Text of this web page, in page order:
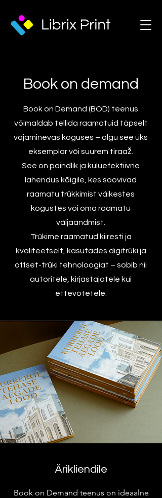
Book on demand
Book on Demand (BOD) teenus
võimaldab tellida raamatuid täpselt
vajaminevas koguses – olgu see üks
eksemplar või suurem tiraaž.
See on paindlik ja kuluefektiivne
lahendus kõigile, kes soovivad
raamatu trükkimist väikestes
kogustes või oma raamatu
väljaandmist.
Trükime raamatud kiiresti ja
kvaliteetselt, kasutades digitrüki ja
offset-trüki tehnoloogiat – sobib nii
autoritele, kirjastajatele kui
ettevõtetele.
Ärikliendile
Book on Demand teenus on ideaalne